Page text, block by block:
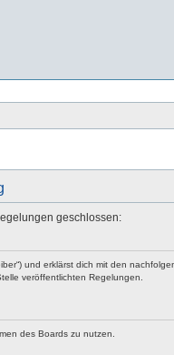
geschlossen:
und erklärst dich mit den
veröffentlichten Regelungen.
des Boards zu nutzen.